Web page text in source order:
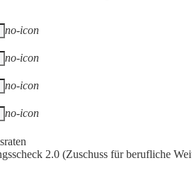
no-icon
no-icon
no-icon
no-icon
2.0 (Zuschuss für berufliche